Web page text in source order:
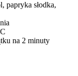
papryka słodka,
na 2 minuty